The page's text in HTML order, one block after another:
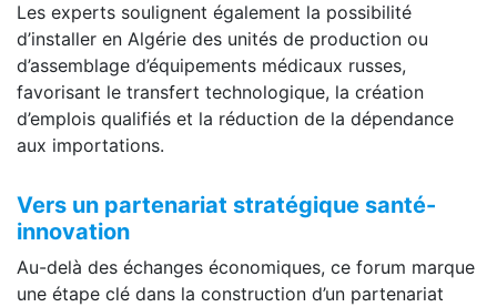
Les experts soulignent également la possibilité
d’installer en Algérie des unités de production ou
d’assemblage d’équipements médicaux russes,
favorisant le transfert technologique, la création
d’emplois qualifiés et la réduction de la dépendance
aux importations.
Vers un partenariat stratégique santé-
innovation
Au-delà des échanges économiques, ce forum marque
une étape clé dans la construction d’un partenariat